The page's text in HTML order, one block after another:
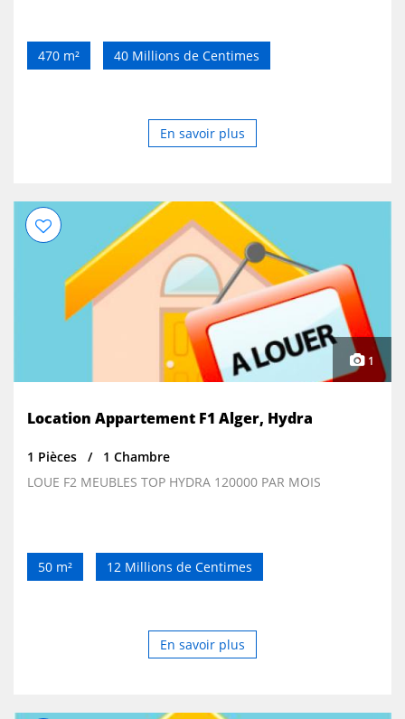
470 m² 40 Millions de Centimes
En savoir plus
1
Location Appartement F1 Alger, Hydra
1 Pièces
1 Chambre
LOUE F2 MEUBLES TOP HYDRA 120000 PAR MOIS
50 m² 12 Millions de Centimes
En savoir plus